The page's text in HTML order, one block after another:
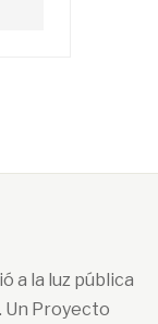
a la luz pública
Un Proyecto